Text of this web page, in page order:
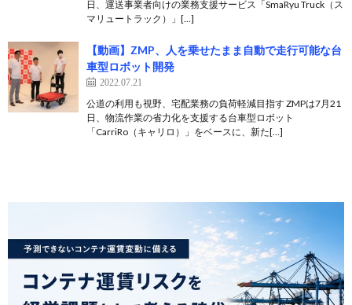
日、運送事業者向けの業務支援サービス「SmaRyu Truck（ス
マリュートラック）」[…]
【動画】ZMP、人を乗せたまま自動で走行可能な台
車型ロボット開発
2022.07.21
公道の利用も視野、宅配業務の負荷軽減目指す ZMPは7月21
日、物流作業の省力化を支援する台車型ロボット
「CarriRo（キャリロ）」をベースに、新た[…]